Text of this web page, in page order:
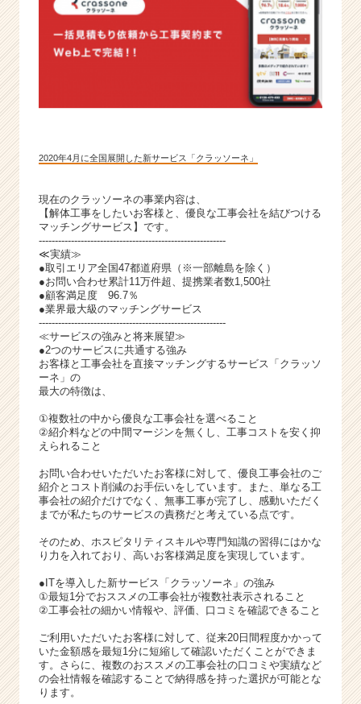
2020年4月に全国展開した新サービス「クラッソーネ」
現在のクラッソーネの事業内容は、
【解体工事をしたいお客様と、優良な工事会社を結びつける
マッチングサービス】です。
----------------------------------------------------------
≪実績≫
●取引エリア全国47都道府県（※一部離島を除く）
●お問い合わせ累計11万件超、提携業者数1,500社
●顧客満足度 96.7％
●業界最大級のマッチングサービス
----------------------------------------------------------
≪サービスの強みと将来展望≫
●2つのサービスに共通する強み
お客様と工事会社を直接マッチングするサービス「クラッソ
ーネ」の
最大の特徴は、
①複数社の中から優良な工事会社を選べること
②紹介料などの中間マージンを無くし、工事コストを安く抑
えられること
お問い合わせいただいたお客様に対して、優良工事会社のご
紹介とコスト削減のお手伝いをしています。また、単なる工
事会社の紹介だけでなく、無事工事が完了し、感動いただく
までが私たちのサービスの責務だと考えている点です。
そのため、ホスピタリティスキルや専門知識の習得にはかな
り力を入れており、高いお客様満足度を実現しています。
●ITを導入した新サービス「クラッソーネ」の強み
①最短1分でおススメの工事会社が複数社表示されること
②工事会社の細かい情報や、評価、口コミを確認できること
ご利用いただいたお客様に対して、従来20日間程度かかって
いた金額感を最短1分に短縮して確認いただくことができま
す。さらに、複数のおススメの工事会社の口コミや実績など
の会社情報を確認することで納得感を持った選択が可能とな
ります。